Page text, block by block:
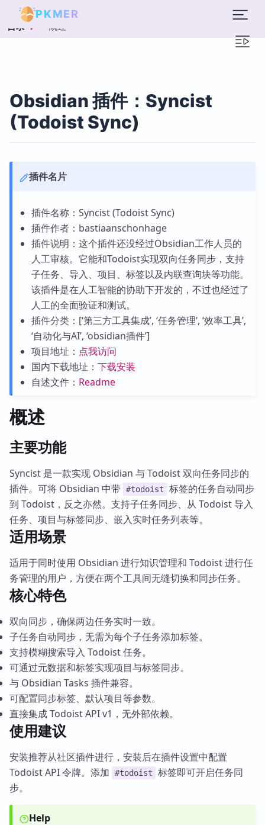
PKMER
目录 概述
Obsidian 插件：Syncist
(Todoist Sync)
插件名片
插件名称：Syncist (Todoist Sync)
插件作者：bastiaanschonhage
插件说明：这个插件还没经过Obsidian工作人员的
人工审核。它能和Todoist实现双向任务同步，支持
子任务、导入、项目、标签以及内联查询块等功能。
该插件是在人工智能的协助下开发的，不过也经过了
人工的全面验证和测试。
插件分类：[‘第三方工具集成’, ‘任务管理’, ‘效率工具’,
‘自动化与AI’, ‘obsidian插件’]
项目地址： 点我访问
国内下载地址： 下载安装
自述文件： Readme
概述
主要功能
Syncist 是一款实现 Obsidian 与 Todoist 双向任务同步的
插件。可将 Obsidian 中带 #todoist
标签的任务自动同步
到 Todoist，反之亦然。支持子任务同步、从 Todoist 导入
任务、项目与标签同步、嵌入实时任务列表等。
适用场景
适用于同时使用 Obsidian 进行知识管理和 Todoist 进行任
务管理的用户，方便在两个工具间无缝切换和同步任务。
核心特色
双向同步，确保两边任务实时一致。
子任务自动同步，无需为每个子任务添加标签。
支持模糊搜索导入 Todoist 任务。
可通过元数据和标签实现项目与标签同步。
与 Obsidian Tasks 插件兼容。
可配置同步标签、默认项目等参数。
直接集成 Todoist API v1，无外部依赖。
使用建议
安装推荐从社区插件进行，安装后在插件设置中配置
Todoist API 令牌。添加
#todoist
标签即可开启任务同
步。
Help